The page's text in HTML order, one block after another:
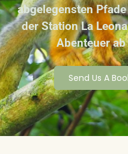
abgelegensten
der Station La
Abenteuer
Send Us A